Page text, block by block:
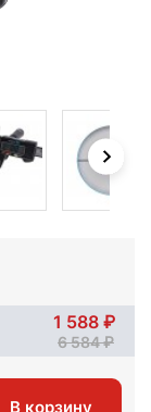
1 588
6 584
В корзину